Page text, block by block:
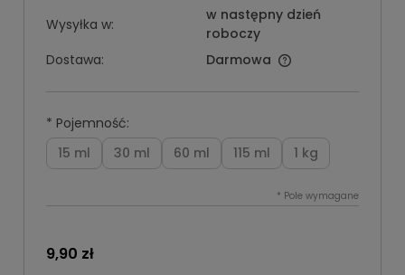
Wysyłka w:
w następny dzień
roboczy
Dostawa:
Darmowa
* Pojemność:
15 ml
30 ml 60 ml 115 ml 1 kg
* Pole wymagane
9,90 zł